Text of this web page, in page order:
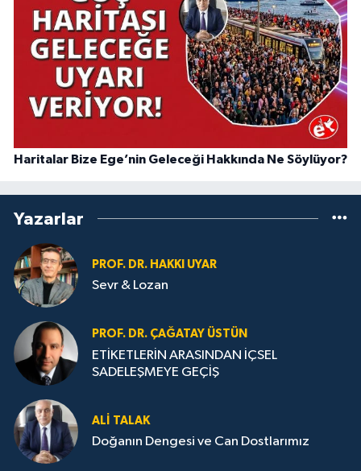
Haritalar Bize Ege’nin Geleceği Hakkında Ne Söylüyor?
Yazarlar
PROF. DR. HAKKI UYAR
Sevr & Lozan
PROF. DR. ÇAĞATAY ÜSTÜN
ETİKETLERİN ARASINDAN İÇSEL
SADELEŞMEYE GEÇİŞ
ALI TALAK
Doğanın Dengesi ve Can Dostlarımız